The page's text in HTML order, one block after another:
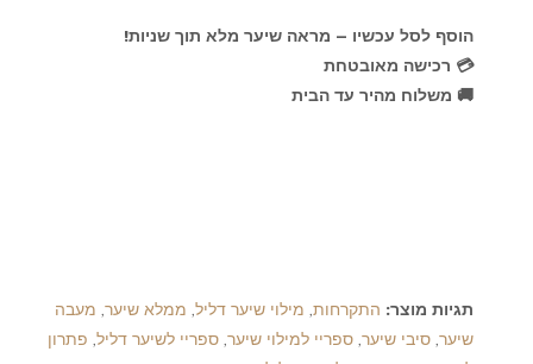
הוסף לסל עכשיו – מראה שיער מלא תוך שניות!
💳 רכישה מאובטחת
🚚 משלוח מהיר עד הבית
תגיות מוצר: התקרחות מילוי שיער דליל ממלא שיער מעבה
שיער סיבי שיער ספריי למילוי שיער ספריי לשיער דליל פתרון